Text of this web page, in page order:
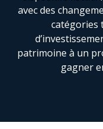
avec des
catégories
patrimoine à un
gagner